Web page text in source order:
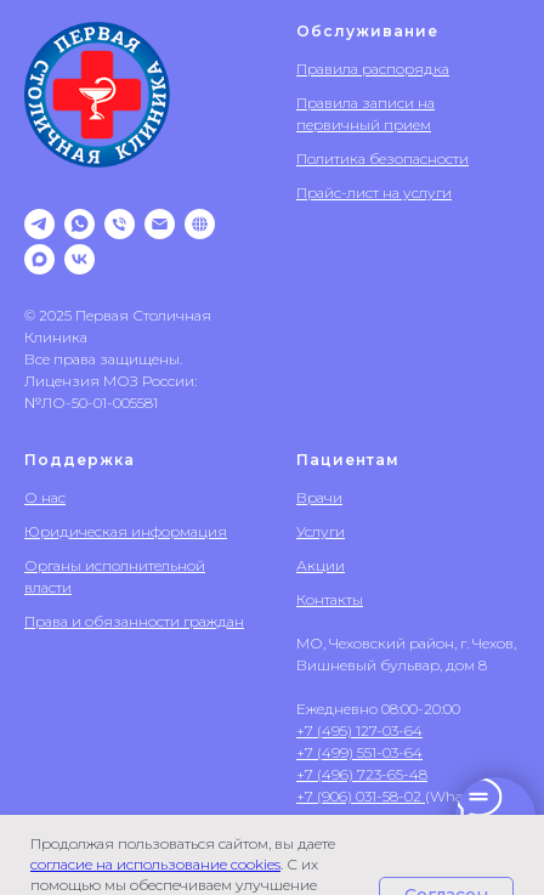
Продолжая пользоваться сайтом, вы даете
согласие на использование cookies. С их
помощью мы обеспечиваем улучшение
© 2025 Первая Столичная
Клиника
Все права защищены.
Лицензия МОЗ России:
№ЛО-50-01-005581
Обслуживание
Правила распорядка
Правила записи на
первичный прием
Политика безопасности
Прайс-лист на услуги
Поддержка
О нас
Юридическая информация
Органы исполнительной
власти
Права и обязанности граждан
Пациентам
Врачи
Услуги
Акции
Контакты
МО, Чеховский район, г. Чехов,
Вишневый бульвар, дом 8
Ежедневно 08:00-20:00
+7 (495) 127-03-64
+7 (499) 551-03-64
+7 (496) 723-65-48
+7 (906) 031-58-02 (WhatsApp)